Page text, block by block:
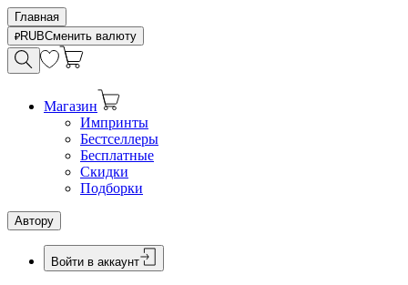
Главная
RUBСменить валюту
Магазин
Импринты
Бестселлеры
Бесплатные
Скидки
Подборки
Автору
Войти в аккаунт